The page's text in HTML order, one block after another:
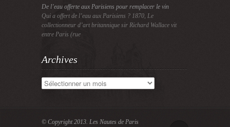
De l’eau offerte aux Parisiens pour remplacer le vin
Qui a offert de l’eau aux Parisiens ? 1870, Le
collectionneur d’art britannique sir Richard Wallace vit
entre Paris (rue
Archives
Archives
© Copyright 2013. Les Nautes de Paris